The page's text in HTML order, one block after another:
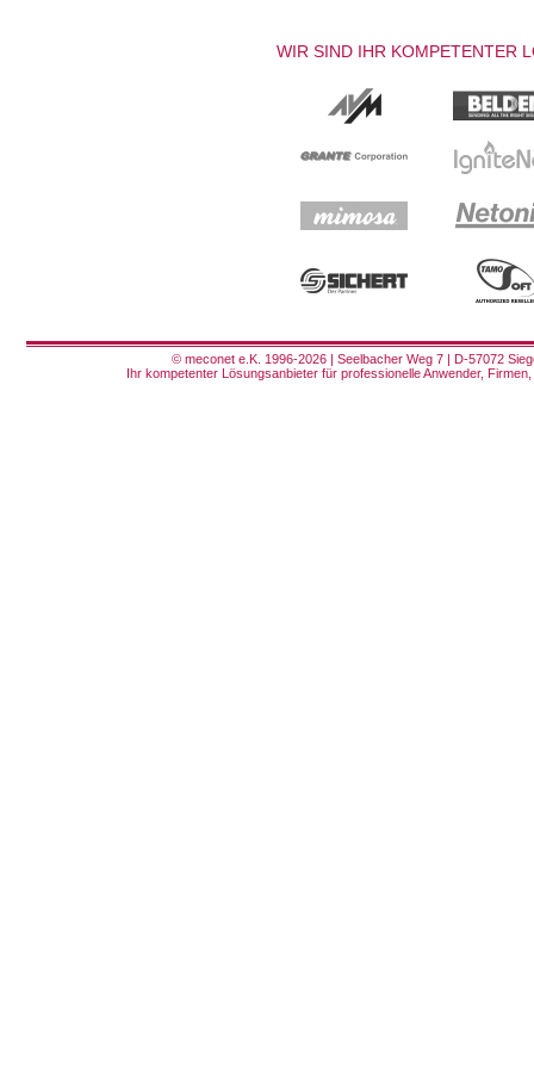
WIR SIND IHR KOMPETENTER
© meconet e.K. 1996-2026 | Seelbacher Weg 7 | D-57072
Ihr kompetenter Lösungsanbieter für professionelle Anwender,